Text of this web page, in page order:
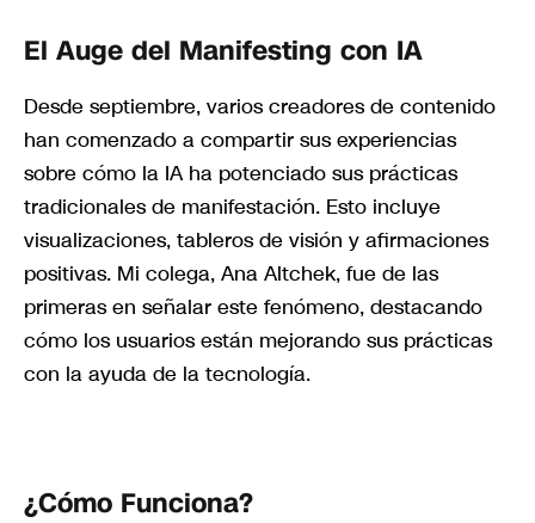
El Auge del Manifesting con IA
Desde septiembre, varios creadores de contenido
han comenzado a compartir sus experiencias
sobre cómo la IA ha potenciado sus prácticas
tradicionales de manifestación. Esto incluye
visualizaciones, tableros de visión y afirmaciones
positivas. Mi colega, Ana Altchek, fue de las
primeras en señalar este fenómeno, destacando
cómo los usuarios están mejorando sus prácticas
con la ayuda de la tecnología.
¿Cómo Funciona?